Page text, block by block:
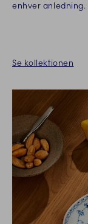
enhver anledning.
Se kollektionen